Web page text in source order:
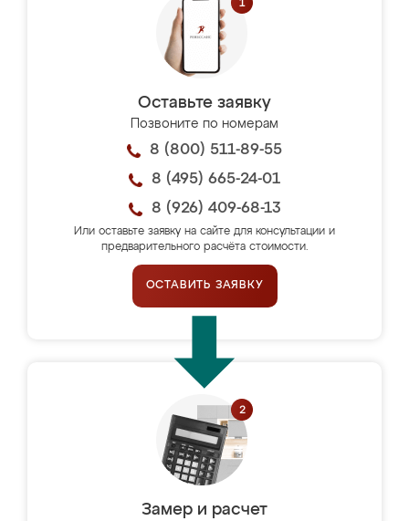
Оставьте заявку
Позвоните по номерам
8 (800) 511-89-55
8 (495) 665-24-01
8 (926) 409-68-13
Или оставьте заявку на сайте для консультации и
предварительного расчёта стоимости.
ОСТАВИТЬ ЗАЯВКУ
Замер и расчет